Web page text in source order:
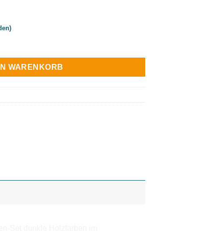
dunkle Holzfarben – 10er Profi-Sortiment für Nussbaum, Eiche
WARENKORB